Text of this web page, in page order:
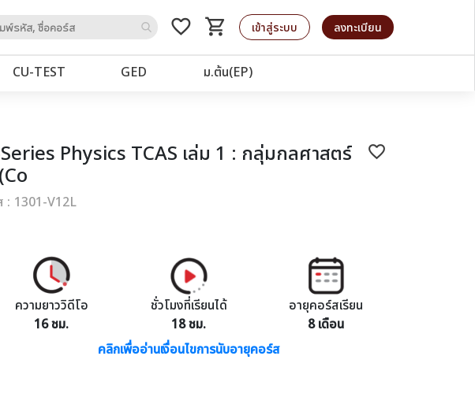
favorite_border shopping_cart
รถเข็น เข้าสู่ระบบ ลงทะเบียน
CU‑TEST GED ม.ต้น(EP)
favorite_border
Physics TCAS เล่ม 1 : กลุ่มกลศาสตร์
: 1301-V12L
ความยาววิดีโอ
16 ชม.
ชั่วโมงที่เรียนได้
18 ชม.
อายุคอร์สเรียน
8 เดือน
คลิกเพื่ออ่านเงื่อนไขการนับอายุคอร์ส